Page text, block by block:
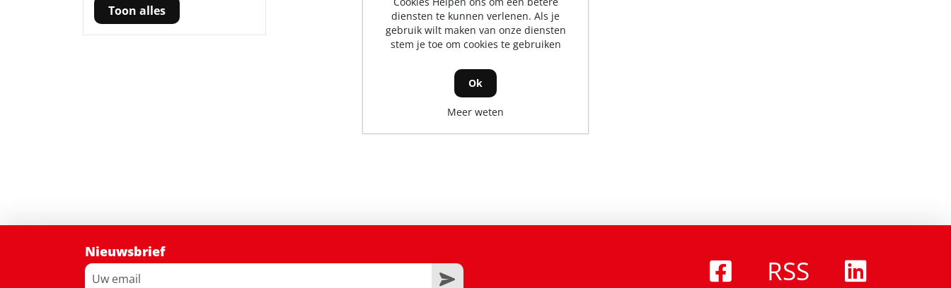
Toon alles
Nieuwsbrief
RSS
diensten te kunnen verlenen. Als je
gebruik wilt maken van onze diensten
stem je toe om cookies te gebruiken
Ok
Meer weten